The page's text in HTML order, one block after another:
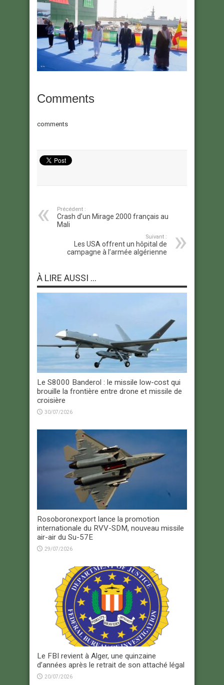
Comments
comments
Précédent :
Crash d’un Mirage 2000 français au
Mali
Suivant :
Les USA offrent un hôpital de
campagne à l’armée algérienne
À LIRE AUSSI ...
Le S8000 Banderol : le missile low-cost qui
brouille la frontière entre drone et missile de
croisière
30/07/2026
Rosoboronexport lance la promotion
internationale du RVV-SDM, nouveau missile
air-air du Su-57E
29/07/2026
Le FBI revient à Alger, une quinzaine
d’années après le retrait de son attaché légal
20/07/2026